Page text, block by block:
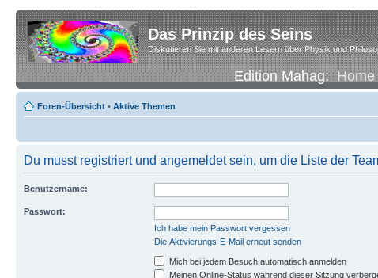
Das Prinzip des Seins
Diskutieren Sie mit anderen Lesern über Physik und
Edition Mahag:Home
Foren-Übersicht • Aktive Themen
Du musst registriert und angemeldet sein, um die Liste der
Benutzername:
Passwort:
Ich habe mein Passwort vergessen
Die Aktivierungs-E-Mail erneut senden
Mich bei jedem Besuch automatisch anmelden
Meinen Online-Status während dieser Sitzung